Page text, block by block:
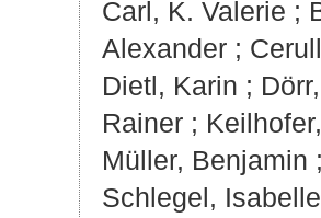
Carl, K. Valerie ;
Alexander ;
Dietl, Karin ;
Rainer ;
Müller, Benjamin
Schlegel,